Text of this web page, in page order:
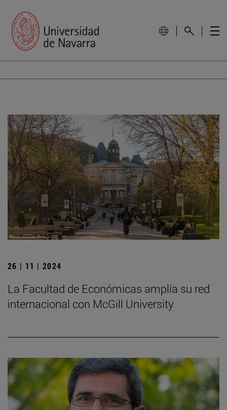
26 | 11 | 2024
La Facultad de Económicas amplía su red
internacional con McGill University